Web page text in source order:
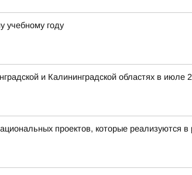
учебному году
и Калининградской областях в
проектов, которые реализуются в